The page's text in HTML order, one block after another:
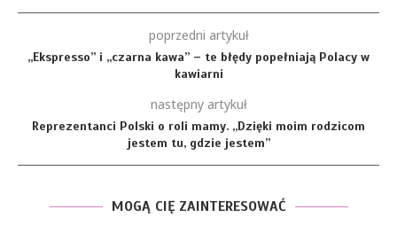
poprzedni artykuł
„Ekspresso” i „czarna kawa” – te błędy popełniają Polacy w
kawiarni
następny artykuł
Reprezentanci Polski o roli mamy. „Dzięki moim rodzicom
jestem tu, gdzie jestem”
MOGĄ CIĘ ZAINTERESOWAĆ